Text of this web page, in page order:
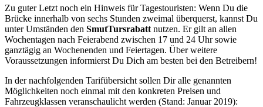
Zu guter Letzt noch ein Hinweis für Tagestouristen: Wenn Du die
Brücke innerhalb von sechs Stunden zweimal überquerst, kannst Du
unter Umständen den SmutTursrabatt nutzen. Er gilt an allen
Wochentagen nach Feierabend zwischen 17 und 24 Uhr sowie
ganztägig an Wochenenden und Feiertagen. Über weitere
Voraussetzungen informierst Du Dich am besten bei den Betreibern!
In der nachfolgenden Tarifübersicht sollen Dir alle genannten
Möglichkeiten noch einmal mit den konkreten Preisen und
Fahrzeugklassen veranschaulicht werden (Stand: Januar 2019):